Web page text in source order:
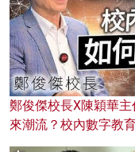
鄭俊傑校長X陳穎華
來潮流？校內數字教